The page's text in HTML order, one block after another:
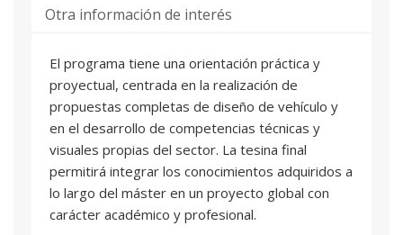
Francisco Javier Martín San Juan
Juan Villaro Mañes
: Profesional del sector
03 CAD. MODELADO MATEMÁTICO DE
SUPERFICIES EN 3D
12 ECTS
Aitor Amigo López : Profesional del sector
Alex Gamir Monrós : Profesional del sector
Vidal Navas Cobacho : Profesional del sector
Otra información de interés
El programa tiene una orientación práctica y
proyectual, centrada en la realización de
propuestas completas de diseño de vehículo y
en el desarrollo de competencias técnicas y
visuales propias del sector. La tesina final
permitirá integrar los conocimientos adquiridos a
lo largo del máster en un proyecto global con
carácter académico y profesional.